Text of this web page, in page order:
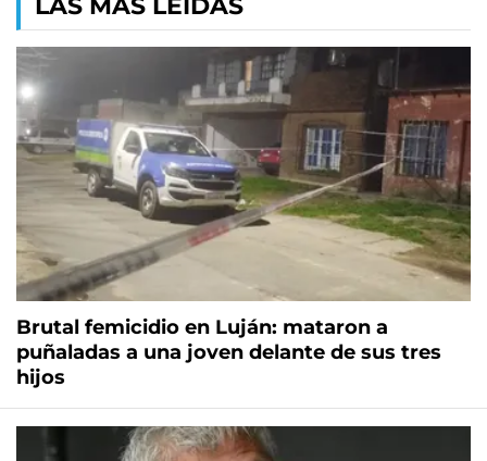
LAS MÁS LEÍDAS
Brutal femicidio en Luján: mataron a
puñaladas a una joven delante de sus tres
hijos